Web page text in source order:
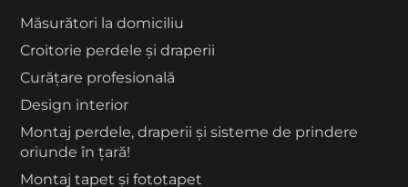
Măsurători la domiciliu
Croitorie perdele și draperii
Curățare profesională
Design interior
Montaj perdele, draperii și sisteme de prindere
oriunde în țară!
Montaj tapet și fototapet